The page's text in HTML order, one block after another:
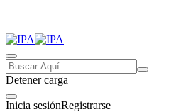
Detener carga
Inicia sesiónRegistrarse